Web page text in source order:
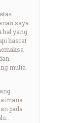
saya
hal yang
hasrat
mulia
pada